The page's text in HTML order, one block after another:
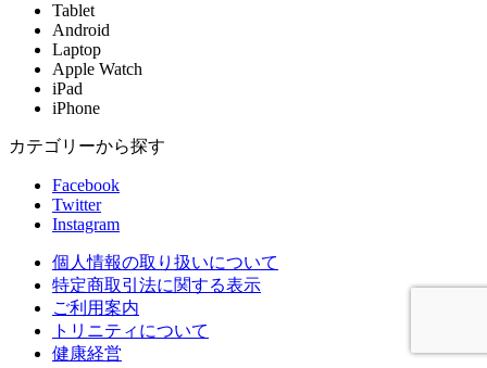
Tablet
Android
Laptop
Apple Watch
iPad
iPhone
カテゴリーから探す
Facebook
Twitter
Instagram
個人情報の取り扱いについて
特定商取引法に関する表示
ご利用案内
トリニティについて
健康経営